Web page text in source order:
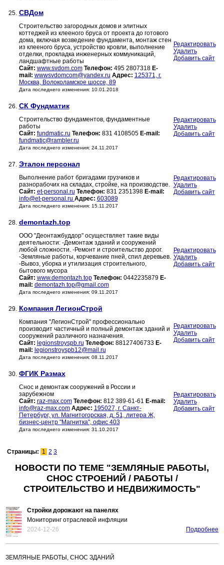
25. СВДом
Строительство загородных домов и элитных
коттеджей из клееного бруса от проекта до готового
дома, включая возведение фундамента, монтаж стен
из клееного бруса, устройство кровли, выполнение
отделки, прокладка инженерных коммуникаций,
ландшафтные работы
Сайт: www.svdom.com Телефон: 495 2807318 E-
mail: wwwsvdomcom@yandex.ru Адрес: 125371, г.
Москва, Волоколамское шоссе, 89
Дата последнего изменения: 10.01.2018
Редактировать
Удалить
Добавить сайт
26. СК Фундматик
Строительство фундаментов, фундаментные
работы
Сайт: fundmatic.ru Телефон: 831 4108505 E-mail:
fundmatic@rambler.ru
Дата последнего изменения: 24.11.2017
Редактировать
Удалить
Добавить сайт
27. Эталон персонал
Выполнение работ бригадами грузчиков и
разнорабочих на складах, стройке, на производстве.
Сайт: et-personal.ru Телефон: 831 2351398 E-mail:
info@et-personal.ru Адрес: 603089
Дата последнего изменения: 15.11.2017
Редактировать
Удалить
Добавить сайт
28. demontazh.top
ООО "Деонтажбуддор" осуществляет такие виды
деятельности: -Демонтаж зданий и сооружений
любой сложности. -Ремонт и строительство дорог.
-Земляные работы, корчевание пней, спил деревьев.
-Вывоз, уборка и утилизация строительного,
бытового мусора
Сайт: www.demontazh.top Телефон: 0442235879 E-
mail: demontazh.top@gmail.com
Дата последнего изменения: 09.11.2017
Редактировать
Удалить
Добавить сайт
29. Компания ЛегионСтрой
Компания "ЛегионСтрой" профессионально
производит частичный и полный демонтаж зданий и
сооружений различного назначения.
Сайт: legionstroyspb.ru Телефон: 88127406733 E-
mail: legionstroyspb12@mail.ru
Дата последнего изменения: 08.11.2017
Редактировать
Удалить
Добавить сайт
30. ФГИК Размах
Снос и демонтаж сооружений в России и
зарубежном
Сайт: raz-max.com Телефон: 812 389-61-61 E-mail:
info@raz-max.com Адрес: 195027, г. Санкт-
Петербург, ул. Магнитогорская, д. 51, литера Ж,
бизнес-центр "Магнитка", офис 403
Дата последнего изменения: 31.10.2017
Редактировать
Удалить
Добавить сайт
Страницы: 1 2 3
НОВОСТИ ПО ТЕМЕ "ЗЕМЛЯНЫЕ РАБОТЫ,
СНОС СТРОЕНИЙ / РАБОТЫ /
СТРОИТЕЛЬСТВО И НЕДВИЖИМОСТЬ"
Стройки дорожают на панелях
Мониторинг отраслевой инфляции
2024-12-26
Подробнее
ЗЕМЛЯНЫЕ РАБОТЫ, СНОС ЗДАНИЙ